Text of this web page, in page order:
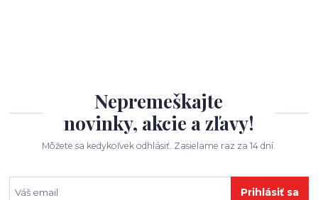
Nepremeškajte
novinky, akcie a zľavy!
Môžete sa kedykoľvek odhlásiť. Zasielame raz za 14 dní.
Prihlásiť sa